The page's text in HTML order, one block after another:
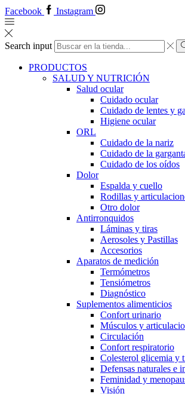
Facebook Instagram
Search input
PRODUCTOS
SALUD Y NUTRICIÓN
Salud ocular
Cuidado ocular
Cuidado de lentes y
Higiene ocular
ORL
​​Cuidado de la nariz
​​Cuidado de la
​​Cuidado de los oídos
Dolor
Espalda y cuello
Rodillas y
Otro dolor
Antirronquidos
Láminas y tiras
Aerosoles y Pastillas
Accesorios
Aparatos de medición
Termómetros
Tensiómetros
Diagnóstico
Suplementos alimenticios
Confort urinario
Músculos y
Circulación
Confort respiratorio
Colesterol glicemia y
Defensas naturales e
Feminidad y
Visión